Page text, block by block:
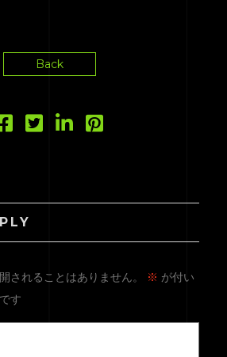
Back
されることはありません。 ※ が付い
す